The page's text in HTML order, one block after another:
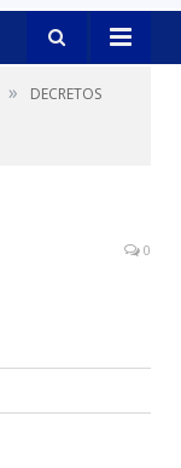
»
DECRETOS
0